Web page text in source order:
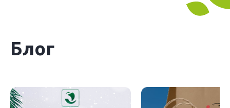
Блог